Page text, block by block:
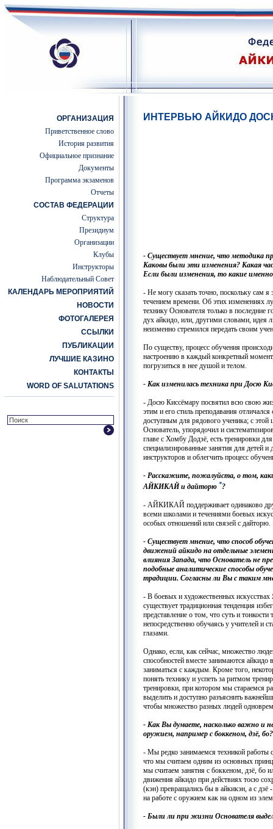
ОРГАНИЗАЦИЯ
Приветственное слово
История развития
Официальное признание
Документы
Программа экзаменов
Отчеты
СОСТАВ ФЕДЕРАЦИИ
Структура
Президиум
Организации
Клубы
Инструкторы
Наблюдательный Совет
КАЛЕНДАРЬ МЕРОПРИЯТИЙ
НОВОСТИ
ФОТОГАЛЕРЕЯ
ССЫЛКИ
ПУБЛИКАЦИИ
ЛУЧШИЕ КАЗИНО
КОНТАКТЫ
WORD OF SALUTATIONS
ИНТЕРВЬЮ АЙКИДО
- Существует мнение, что методика
Каковы были эти изменения? Какая
Если были изменения, то какие
- Не могу сказать точно, поскольку сам я
течением времени. Об этих изменениях
технику Основателя только в
дух айкидо, или, другими словами, идея
неизменно стремился передать своим
По существу, процесс обучения
настроению в каждый конкретный
погрузиться в нее душой и телом.
- Как изменилась техника при Досю
- Досю Киссёмару посвятил всю свою
этим и его стиль преподавания
доступным для рядового ученика; с
Основатель, упорядочил и
главе с Хомбу Додзё, есть тренировки
специализированные занятия для детей
инструкторов и облегчить процесс
- Расскажите, пожалуйста, о том,
АЙКИКАЙ и дайторю *?
- АЙКИКАЙ поддерживает одинаково
всеми школами и течениями боевых
особых отношений или связей с дайторю.
- Существует мнение, что способ
движений айкидо на отдельные
влияния Запада, что Основатель не
подобные аналитические способы
традиции. Согласны ли Вы с таким
- В боевых и художественных
существует традиционная тенденция
представление о том, что суть и
непосредственно обучаясь у учителей и
глазами.
Однако, если, как сейчас, множество
способностей вместе занимаются
заниматься с каждым. Кроме того,
понять технику и успеть за ритмом
тренировки, при котором мы стараемся
выделить и доступно разъяснить
чтобы множество разных людей
- Как Вы думаете, насколько важно и
оружием, например с боккеном, дзё, бо?
- Мы редко занимаемся техникой
что мы считаем одним из основных
мы считаем занятия с боккеном, дзё, бо
движения айкидо при действиях тосю
(кэн) превращались бы в айкикэн, а с дзё
на работе с оружием как на одном из
- Были ли при жизни Основателя